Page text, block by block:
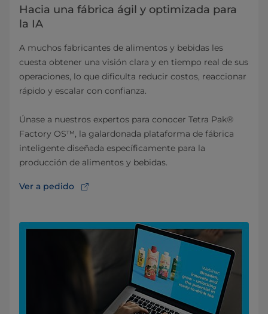
Hacia una fábrica ágil y optimizada para
la IA
A muchos fabricantes de alimentos y bebidas les
cuesta obtener una visión clara y en tiempo real de sus
operaciones, lo que dificulta reducir costos, reaccionar
rápido y escalar con confianza.
Únase a nuestros expertos para conocer Tetra Pak®
Factory OS™, la galardonada plataforma de fábrica
inteligente diseñada específicamente para la
producción de alimentos y bebidas.
Ver a pedido